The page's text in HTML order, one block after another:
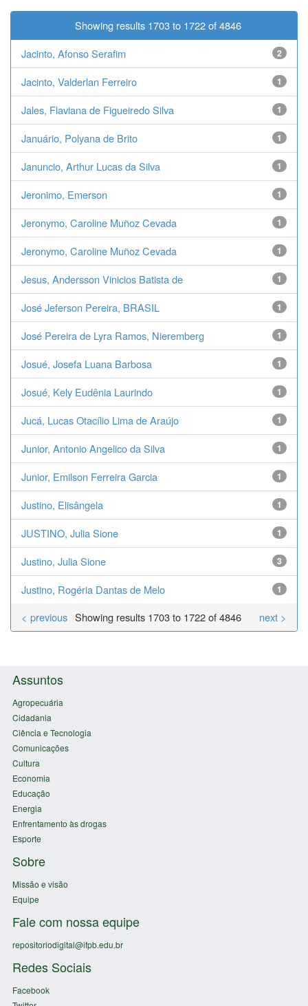
Showing results 1703 to 1722 of 4846
Jacinto, Afonso Serafim
2
Jacinto, Valderlan Ferreiro 1
Jales, Flaviana de Figueiredo Silva 1
Januário, Polyana de Brito 1
Januncio, Arthur Lucas da Silva 1
Jeronimo, Emerson 1
Jeronymo, Caroline Muñoz Cevada 1
Jeronymo, Caroline Muñoz Cevada 1
Jesus, Andersson Vinicios Batista de 1
José Jeferson Pereira, BRASIL 1
José Pereira de Lyra Ramos, Nieremberg 1
Josué, Josefa Luana Barbosa 1
Josué, Kely Eudênia Laurindo 1
Jucá, Lucas Otacílio Lima de Araújo 1
Junior, Antonio Angelico da Silva 1
Junior, Emilson Ferreira Garcia 1
Justino, Elisângela 1
JUSTINO, Julia Sione 1
Justino, Julia Sione 3
Justino, Rogéria Dantas de Melo 1
Showing results 1703 to 1722 of 4846
< previous next >
Assuntos
Agropecuária
Cidadania
Ciência e Tecnologia
Comunicações
Cultura
Economia
Educação
Energia
Enfrentamento às drogas
Esporte
Sobre
Missão e visão
Equipe
Fale com nossa equipe
repositoriodigital@ifpb.edu.br
Redes Sociais
Facebook